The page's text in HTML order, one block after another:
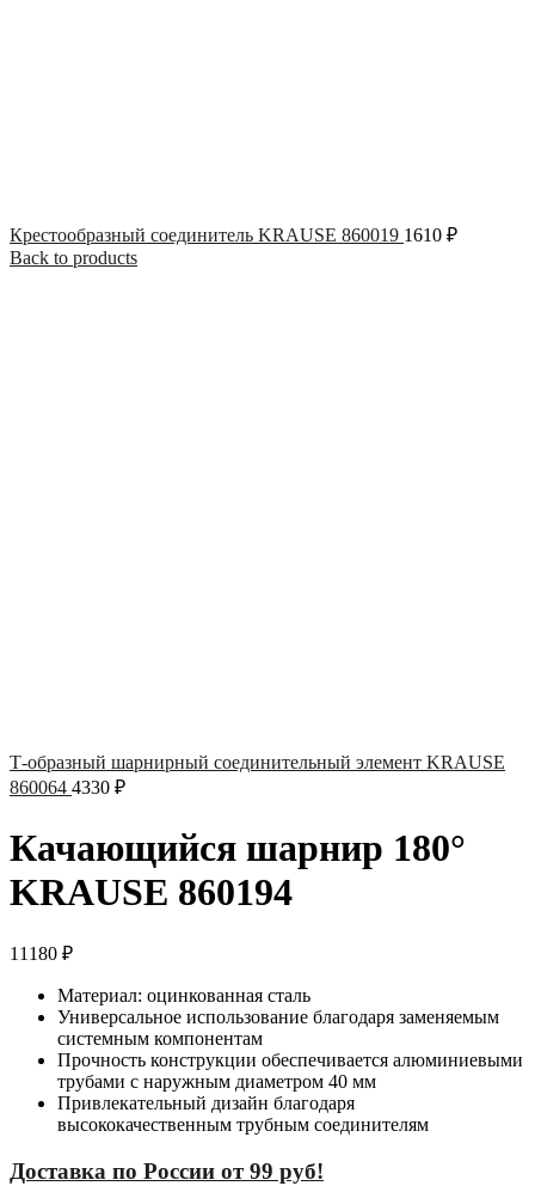
Крестообразный соединитель KRAUSE 860019 1610 ₽
Back to products
Т-образный шарнирный соединительный элемент KRAUSE
860064 4330 ₽
Качающийся шарнир 180°
KRAUSE 860194
11180 ₽
Материал: оцинкованная сталь
Универсальное использование благодаря заменяемым
системным компонентам
Прочность конструкции обеспечивается алюминиевыми
трубами с наружным диаметром 40 мм
Привлекательный дизайн благодаря
высококачественным трубным соединителям
Доставка по России от 99 руб!